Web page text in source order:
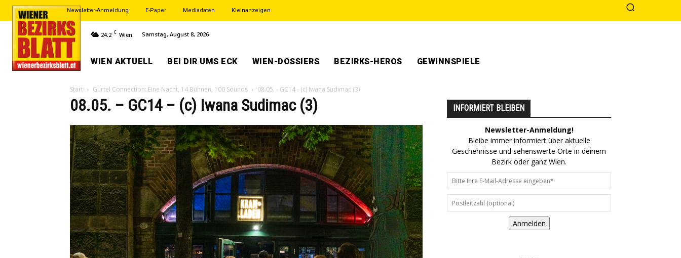
Newsletter-Anmeldung E-Paper Mediadaten Kleinanzeigen
24.2 C Wien Samstag, August 8, 2026
WIEN AKTUELL BEI DIR UMS ECK WIEN-DOSSIERS BEZIRKS-HEROS GEWINNSPIELE
Start Gürtel Connection: Eine Nacht, 14 Bühnen, 100 Sounds 08.05. - GC14 - (c) Iwana Sudimac (3)
08.05. – GC14 – (c) Iwana Sudimac (3) INFORMIERT BLEIBEN
Newsletter-Anmeldung!
Bleibe immer informiert über aktuelle
Geschehnisse und sehenswerte Orte in deinem
Bezirk oder ganz Wien.
Anmelden